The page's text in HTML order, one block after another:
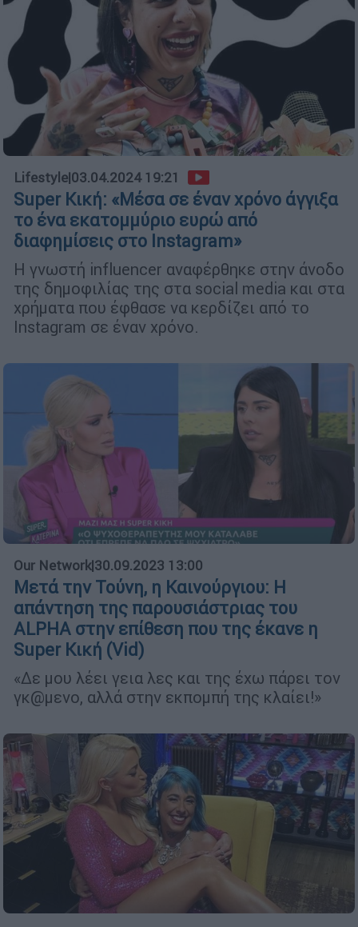
Lifestyle|03.04.2024 19:21
Super Κική: «Mέσα σε έναν χρόνο άγγιξα
το ένα εκατομμύριο ευρώ από
διαφημίσεις στο Instagram»
Η γνωστή influencer αναφέρθηκε στην άνοδο
της δημοφιλίας της στα social media και στα
χρήματα που έφθασε να κερδίζει από το
Instagram σε έναν χρόνο.
Our Network|30.09.2023 13:00
Μετά την Τούνη, η Καινούργιου: Η
απάντηση της παρουσιάστριας του
ALPHA στην επίθεση που της έκανε η
Super Κική (Vid)
«Δε μου λέει γεια λες και της έχω πάρει τον
γκ@μενο, αλλά στην εκπομπή της κλαίει!»